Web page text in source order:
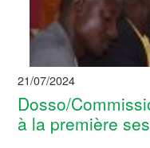
21/07/2024
Dosso/
à la première